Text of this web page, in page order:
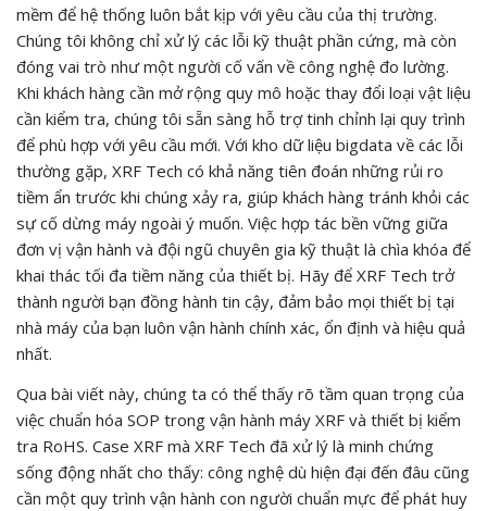
mềm để hệ thống luôn bắt kịp với yêu cầu của thị trường.
Chúng tôi không chỉ xử lý các lỗi kỹ thuật phần cứng, mà còn
đóng vai trò như một người cố vấn về công nghệ đo lường.
Khi khách hàng cần mở rộng quy mô hoặc thay đổi loại vật liệu
cần kiểm tra, chúng tôi sẵn sàng hỗ trợ tinh chỉnh lại quy trình
để phù hợp với yêu cầu mới. Với kho dữ liệu bigdata về các lỗi
thường gặp, XRF Tech có khả năng tiên đoán những rủi ro
tiềm ẩn trước khi chúng xảy ra, giúp khách hàng tránh khỏi các
sự cố dừng máy ngoài ý muốn. Việc hợp tác bền vững giữa
đơn vị vận hành và đội ngũ chuyên gia kỹ thuật là chìa khóa để
khai thác tối đa tiềm năng của thiết bị. Hãy để XRF Tech trở
thành người bạn đồng hành tin cậy, đảm bảo mọi thiết bị tại
nhà máy của bạn luôn vận hành chính xác, ổn định và hiệu quả
nhất.
Qua bài viết này, chúng ta có thể thấy rõ tầm quan trọng của
việc chuẩn hóa SOP trong vận hành máy XRF và thiết bị kiểm
tra RoHS. Case XRF mà XRF Tech đã xử lý là minh chứng
sống động nhất cho thấy: công nghệ dù hiện đại đến đâu cũng
cần một quy trình vận hành con người chuẩn mực để phát huy